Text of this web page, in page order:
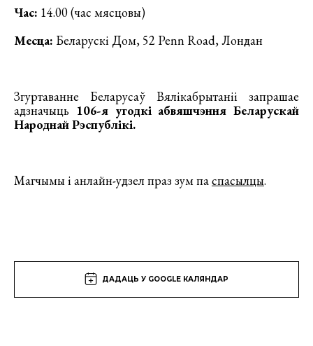
Час: 14.00 (час мясцовы)
Месца: Беларускі Дом, 52 Penn Road, Лондан
Згуртаванне Беларусаў Вялікабрытаніі запрашае
адзначыць 106-я угодкі абвяшчэння Беларускай
Народнай Рэспублікі.
Магчымы і анлайн-удзел праз зум паспасылцы.
ДАДАЦЬ У GOOGLE КАЛЯНДАР